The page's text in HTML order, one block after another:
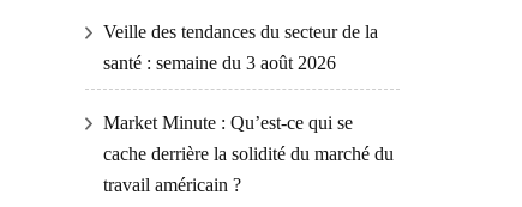
Veille des tendances du secteur de la
santé : semaine du 3 août 2026
Market Minute : Qu’est-ce qui se
cache derrière la solidité du marché du
travail américain ?